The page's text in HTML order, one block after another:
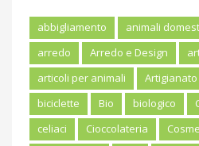
abbigliamento animali
arredo
Arredo e Design
articoli per animali
Artigianato
biciclette
Bio biologico
celiaci
Cioccolateria